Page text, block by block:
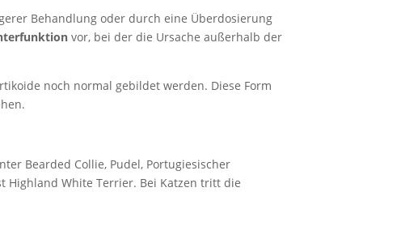
Behandlung oder durch eine Überdosierung
vor, bei der die Ursache außerhalb der
noch normal gebildet werden. Diese Form
Bearded Collie, Pudel, Portugiesischer
Highland White Terrier. Bei Katzen tritt die